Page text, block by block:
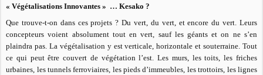
« Végétalisations Innovantes » … Kesako ?
Que trouve-t-on dans ces projets ? Du vert, du vert, et encore du vert. Leurs
concepteurs voient absolument tout en vert, sauf les géants et on ne s’en
plaindra pas. La végétalisation y est verticale, horizontale et souterraine. Tout
ce qui peut être couvert de végétation l’est. Les murs, les toits, les friches
urbaines, les tunnels ferroviaires, les pieds d’immeubles, les trottoirs, les lignes